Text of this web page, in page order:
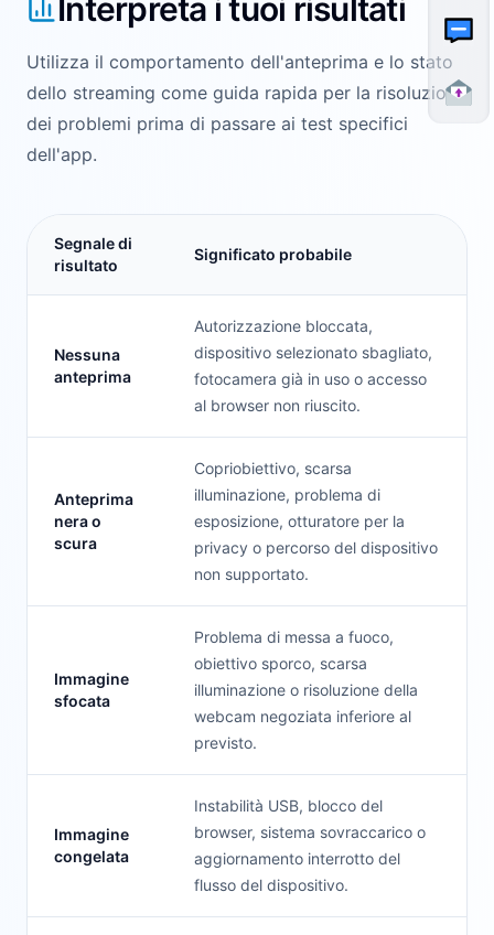
Interpreta i tuoi risultati
Utilizza il comportamento dell'anteprima e lo stato
dello streaming come guida rapida per la risoluzione
dei problemi prima di passare ai test specifici
dell'app.
Segnale di
risultato
Significato probabile
Nessuna
anteprima
Autorizzazione bloccata,
dispositivo selezionato sbagliato,
fotocamera già in uso o accesso
al browser non riuscito.
Anteprima
nera o
scura
Copriobiettivo, scarsa
illuminazione, problema di
esposizione, otturatore per la
privacy o percorso del dispositivo
non supportato.
Immagine
sfocata
Problema di messa a fuoco,
obiettivo sporco, scarsa
illuminazione o risoluzione della
webcam negoziata inferiore al
previsto.
Immagine
congelata
Instabilità USB, blocco del
browser, sistema sovraccarico o
aggiornamento interrotto del
flusso del dispositivo.